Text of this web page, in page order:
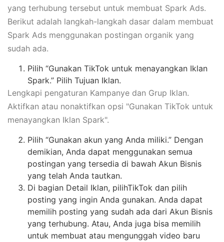
yang terhubung tersebut untuk membuat Spark Ads.
Berikut adalah langkah-langkah dasar dalam membuat
Spark Ads menggunakan postingan organik yang
sudah ada.
Pilih “Gunakan TikTok untuk menayangkan Iklan
Spark.” Pilih Tujuan Iklan.
Lengkapi pengaturan Kampanye dan Grup Iklan. ​
Aktifkan atau nonaktifkan opsi "Gunakan TikTok untuk
menayangkan Iklan Spark".
Pilih “Gunakan akun yang Anda miliki.” Dengan
demikian, Anda dapat menggunakan semua
postingan yang tersedia di bawah Akun Bisnis
yang telah Anda tautkan.
Di bagian Detail Iklan, pilihTikTok dan pilih
posting yang ingin Anda gunakan. Anda dapat
memilih posting yang sudah ada dari Akun Bisnis
yang terhubung. Atau, Anda juga bisa memilih
untuk membuat atau mengunggah video baru